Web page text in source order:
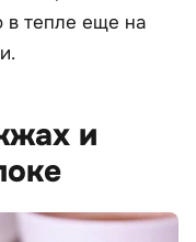
в тепле еще на
и